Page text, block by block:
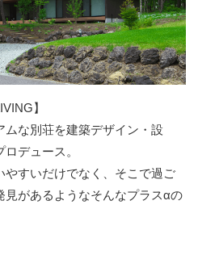
】
ムな別荘を建築デザイン・設
デュース。
やすいだけでなく、そこで過ご
見があるようなそんなプラスαの